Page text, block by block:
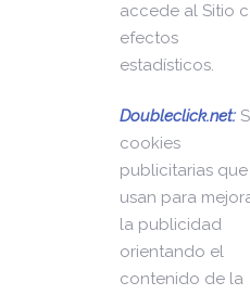
accede al Sitio
efectos
estadísticos.
Doubleclick.net:
cookies
publicitarias que
usan para
la publicidad
orientando el
contenido de la